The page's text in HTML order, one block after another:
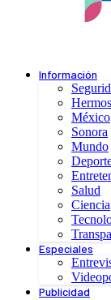
Información
México
Sonora
Mundo
Salud
Ciencia
Especiales
Publicidad